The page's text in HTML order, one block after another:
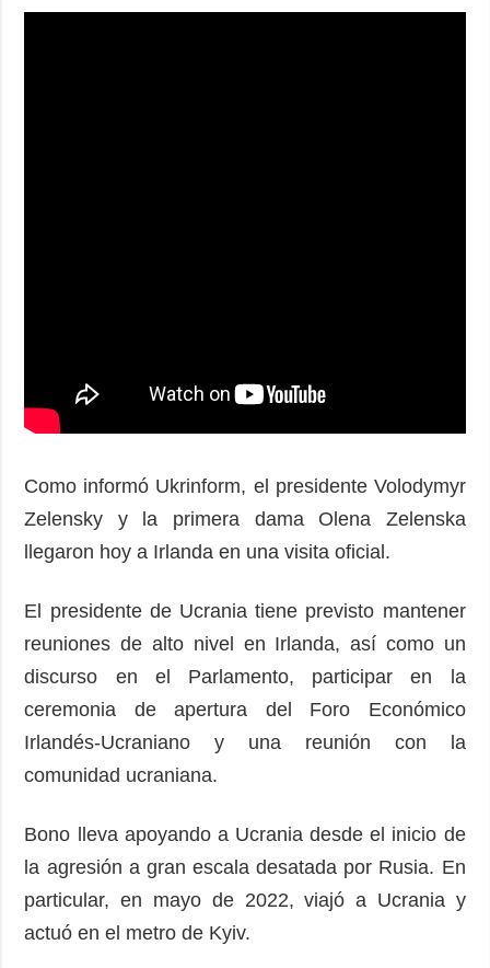
Como informó Ukrinform, el presidente Volodymyr
Zelensky y la primera dama Olena Zelenska
llegaron hoy a Irlanda en una visita oficial.
El presidente de Ucrania tiene previsto mantener
reuniones de alto nivel en Irlanda, así como un
discurso en el Parlamento, participar en la
ceremonia de apertura del Foro Económico
Irlandés-Ucraniano y una reunión con la
comunidad ucraniana.
Bono lleva apoyando a Ucrania desde el inicio de
la agresión a gran escala desatada por Rusia. En
particular, en mayo de 2022, viajó a Ucrania y
actuó en el metro de Kyiv.